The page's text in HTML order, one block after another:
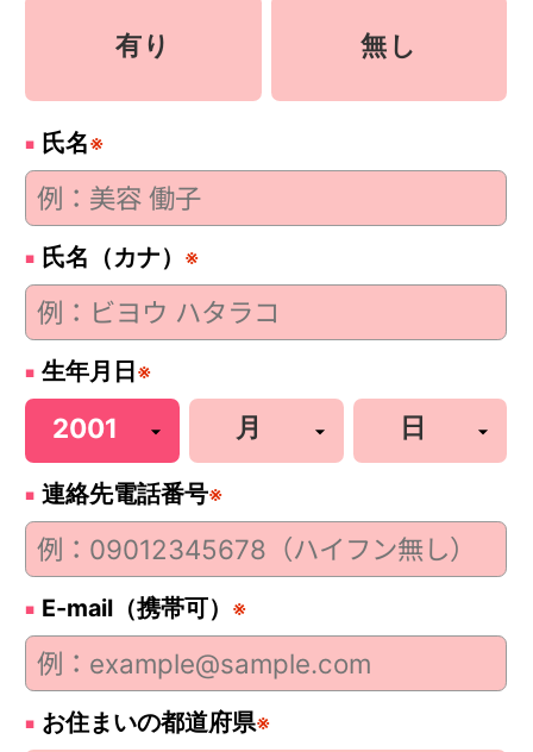
有り 無し
氏名※
氏名（カナ） ※
生年月日 ※
連絡先電話番号※
E-mail（携帯可） ※
お住まいの都道府県※